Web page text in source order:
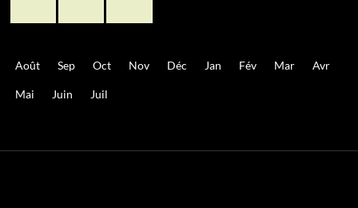
Août Sep Oct Nov Déc Jan Fév Mar Avr
Mai Juin Juil